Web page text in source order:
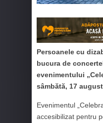
Persoanele cu
bucura de
evenimentului
sâmbătă, 17
Evenimentul
accesibilizat pentru